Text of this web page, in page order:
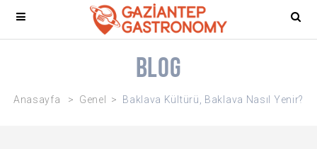
Blog
Anasayfa Genel Baklava Kültürü, Baklava Nasıl Yenir?